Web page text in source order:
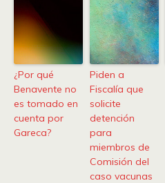
¿Por qué
Benavente no
es tomado en
cuenta por
Gareca?
Piden a
Fiscalía que
solicite
detención
para
miembros de
Comisión del
caso vacunas